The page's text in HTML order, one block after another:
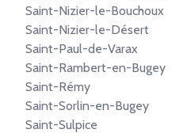
Saint-Nizier-le-Bouchoux
Saint-Nizier-le-Désert
Saint-Paul-de-Varax
Saint-Rambert-en-Bugey
Saint-Rémy
Saint-Sorlin-en-Bugey
Saint-Sulpice